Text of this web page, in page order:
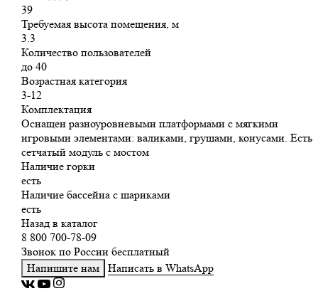
39
Требуемая высота помещения, м
3.3
Количество пользователей
до 40
Возрастная категория
3-12
Комплектация
Оснащен разноуровневыми платформами с мягкими
игровыми элементами: валиками, грушами, конусами. Есть
сетчатый модуль с мостом
Наличие горки
есть
Наличие бассейна с шариками
есть
Назад в каталог
8 800 700-78-09
Звонок по России бесплатный
Напишите нам
Написать в WhatsApp